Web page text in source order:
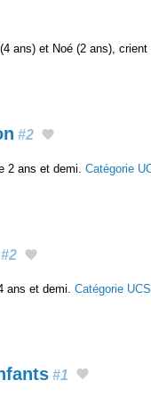
ans) et Noé (2 ans),
#2
2 ans et demi. Catégorie
#2
ans et demi. Catégorie UCS
#1